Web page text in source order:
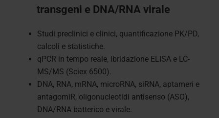
transgeni e DNA/RNA virale
Studi preclinici e clinici, quantificazione PK/PD,
calcoli e statistiche.
qPCR in tempo reale, ibridazione ELISA e LC-
MS/MS (Sciex 6500).
DNA, RNA, mRNA, microRNA, siRNA, aptameri e
antagomiR, oligonucleotidi antisenso (ASO),
DNA/RNA batterico e virale.